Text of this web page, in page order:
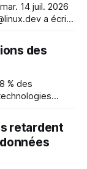
a écrit :
pas utiliser
des
% des
retardent